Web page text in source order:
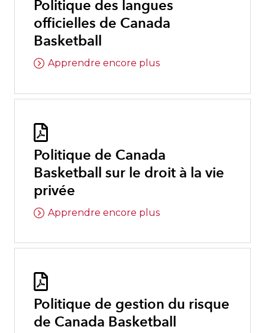
Politique des langues
officielles de Canada
Basketball
Apprendre encore plus

Politique de Canada
Basketball sur le droit à la vie
privée
Apprendre encore plus

Politique de gestion du risque
de Canada Basketball